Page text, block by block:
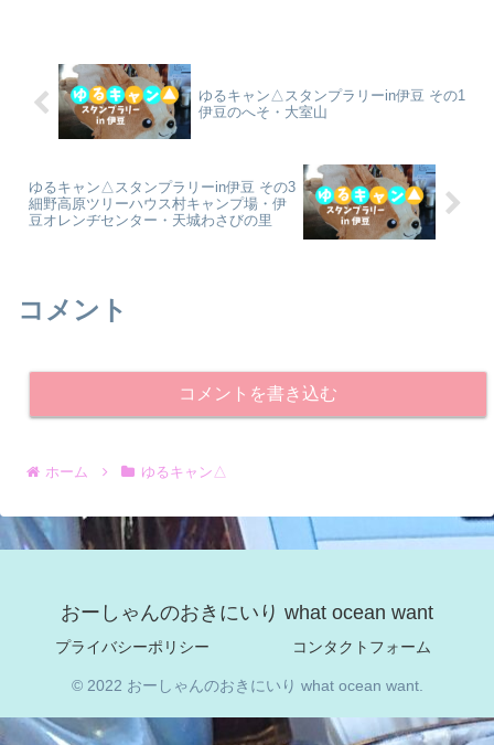
ゆるキャン△スタンプラリーin伊豆 その1
伊豆のへそ・大室山
ゆるキャン△スタンプラリーin伊豆 その3
細野高原ツリーハウス村キャンプ場・伊
豆オレンヂセンター・天城わさびの里
コメント
コメントを書き込む
ホーム ゆるキャン△
おーしゃんのおきにいり what ocean want
プライバシーポリシー コンタクトフォーム
© 2022 おーしゃんのおきにいり what ocean want.